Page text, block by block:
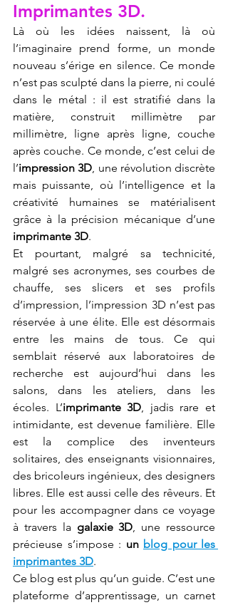
Imprimantes 3D.
Là où les idées naissent, là où
l’imaginaire prend forme, un monde
nouveau s’érige en silence. Ce monde
n’est pas sculpté dans la pierre, ni coulé
dans le métal : il est stratifié dans la
matière, construit millimètre par
millimètre, ligne après ligne, couche
après couche. Ce monde, c’est celui de
l’impression 3D, une révolution discrète
mais puissante, où l’intelligence et la
créativité humaines se matérialisent
imprimante 3D.
Et pourtant, malgré sa technicité,
malgré ses acronymes, ses courbes de
chauffe, ses slicers et ses profils
d’impression, l’impression 3D n’est pas
réservée à une élite. Elle est désormais
entre les mains de tous. Ce qui
semblait réservé aux laboratoires de
recherche est aujourd’hui dans les
salons, dans les ateliers, dans les
écoles. L’imprimante 3D, jadis rare et
intimidante, est devenue familière. Elle
est la complice des inventeurs
solitaires, des enseignants visionnaires,
des bricoleurs ingénieux, des designers
libres. Elle est aussi celle des rêveurs. Et
pour les accompagner dans ce voyage
à travers la galaxie 3D, une ressource
précieuse s’impose : un blog pour les
imprimantes 3D.
Ce blog est plus qu’un guide. C’est une
plateforme d’apprentissage, un carnet